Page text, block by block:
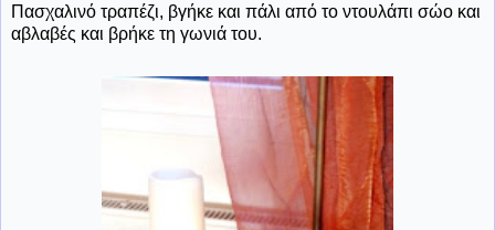
Πασχαλινό τραπέζι, βγήκε και πάλι από το ντουλάπι σώο και
αβλαβές και βρήκε τη γωνιά του.